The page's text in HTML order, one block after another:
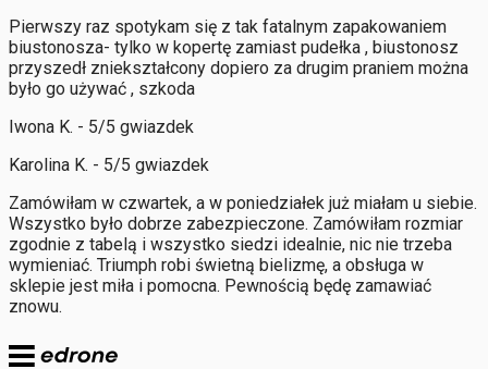
Pierwszy raz spotykam się z tak fatalnym zapakowaniem
biustonosza- tylko w kopertę zamiast pudełka , biustonosz
przyszedł zniekształcony dopiero za drugim praniem można
było go używać , szkoda
Iwona K. - 5/5 gwiazdek
Karolina K. - 5/5 gwiazdek
Zamówiłam w czwartek, a w poniedziałek już miałam u siebie.
Wszystko było dobrze zabezpieczone. Zamówiłam rozmiar
zgodnie z tabelą i wszystko siedzi idealnie, nic nie trzeba
wymieniać. Triumph robi świetną bielizmę, a obsługa w
sklepie jest miła i pomocna. Pewnością będę zamawiać
znowu.